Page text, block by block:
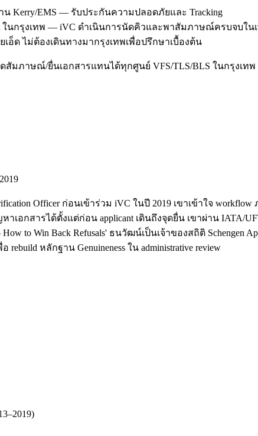
Kerry/EMS — รับประกันความปลอดภัยและ Tracking
ในกรุงเทพ — iVC ดำเนินการนัดคิวและพาสัมภาษณ์ครบจบในเ
อ็ด ไม่ต้องเดินทางมากรุงเทพเพื่อปรึกษาเบื้องต้น
สัมภาษณ์/ยื่นเอกสารแทนได้ทุกศูนย์ VFS/TLS/BLS ในกรุงเทพ
2019
Officer ก่อนเข้าร่วม iVC ในปี 2019 เขาเข้าใจ workflow
เอกสารได้ตั้งแต่ก่อน applicant เดินถึงจุดยื่น เขาผ่าน IATA/
to Win Back Refusals' ธนวัฒน์เป็นเจ้าของสถิติ Schengen
หลักฐาน Genuineness ใน administrative review